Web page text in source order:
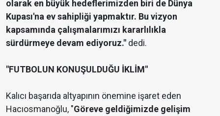
olarak en büyük hedeflerimizden biri de Dünya
Kupası'na ev sahipliği yapmaktır. Bu vizyon
kapsamında çalışmalarımızı kararlılıkla
sürdürmeye devam ediyoruz." dedi.
"FUTBOLUN KONUŞULDUĞU İKLİM"
Kalıcı başarıda altyapının önemine işaret eden
Hacıosmanoğlu, "Göreve geldiğimizde gelişim